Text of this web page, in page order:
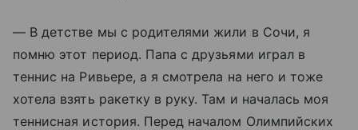
— В детстве мы с родителями жили в Сочи, я
помню этот период. Папа с друзьями играл в
теннис на Ривьере, а я смотрела на него и тоже
хотела взять ракетку в руку. Там и началась моя
теннисная история. Перед началом Олимпийских